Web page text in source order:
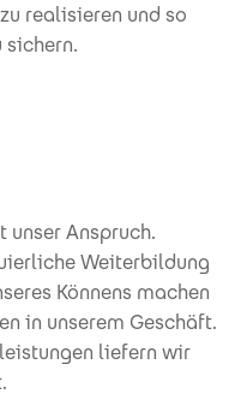
realisieren und so
unser Anspruch.
Weiterbildung
Könnens machen
in unserem Geschäft.
liefern wir